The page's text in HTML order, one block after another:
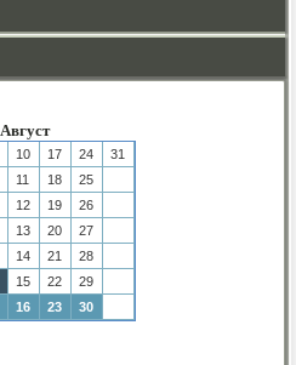
Август
10 17 24
31
11 18
25
12 19
26
13 20
27
14 21
28
15 22
29
16 23 30